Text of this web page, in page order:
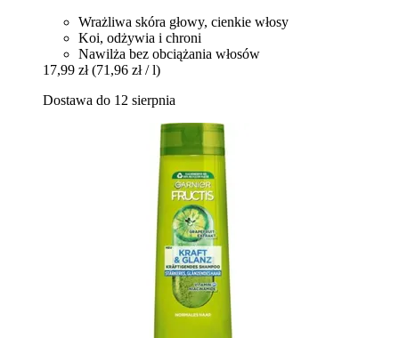
Wrażliwa skóra głowy, cienkie włosy
Koi, odżywia i chroni
Nawilża bez obciążania włosów
17,99 zł (71,96 zł / l)
Dostawa do 12 sierpnia